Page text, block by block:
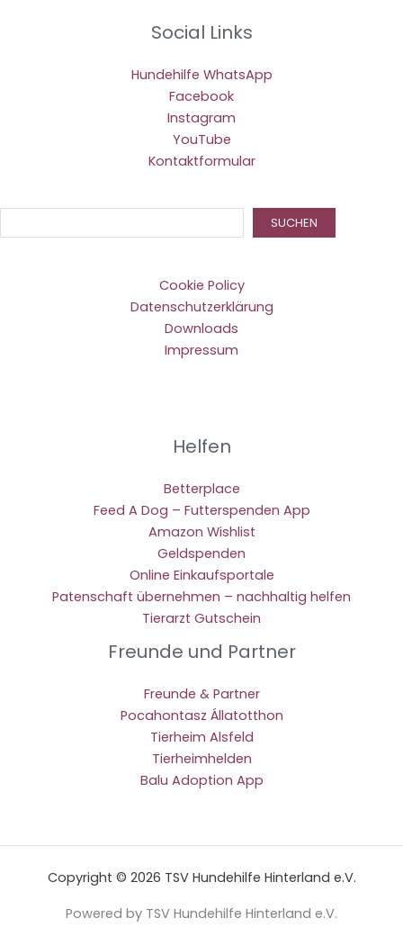
Social Links
Hundehilfe WhatsApp
Facebook
Instagram
YouTube
Kontaktformular
SUCHEN
Cookie Policy
Datenschutzerklärung
Downloads
Impressum
Helfen
Betterplace
Feed A Dog – Futterspenden App
Amazon Wishlist
Geldspenden
Online Einkaufsportale
Patenschaft übernehmen – nachhaltig helfen
Tierarzt Gutschein
Freunde und Partner
Freunde & Partner
Pocahontasz Állatotthon
Tierheim Alsfeld
Tierheimhelden
Balu Adoption App
Copyright © 2026 TSV Hundehilfe Hinterland e.V.
Powered by TSV Hundehilfe Hinterland e.V.